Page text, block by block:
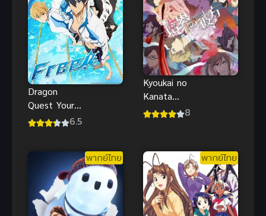
Dragon
Quest Your
Story ดราก้อน
6.5
Kyoukai no
Kanata
(2013) อีก8
พากย์ไทย พากย์ไทย